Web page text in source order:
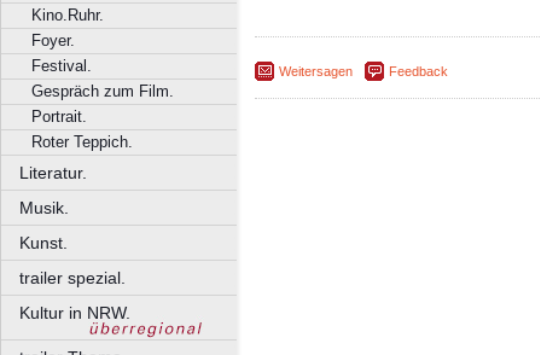
Kino.Ruhr.
Foyer.
Festival.
Gespräch zum Film.
Portrait.
Roter Teppich.
Literatur.
Musik.
Kunst.
trailer spezial.
Kultur in NRW.
Weitersagen Feedback